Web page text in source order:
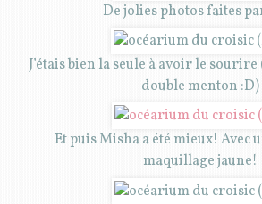
De jolies photos faites
J’étais bien la seule à avoir le
double menton :D)
Et puis Misha a été mieux! Avec
maquillage jaune!